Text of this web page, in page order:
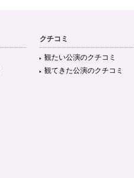
クチコミ
観たい公演のクチコミ
観てきた公演のクチコミ